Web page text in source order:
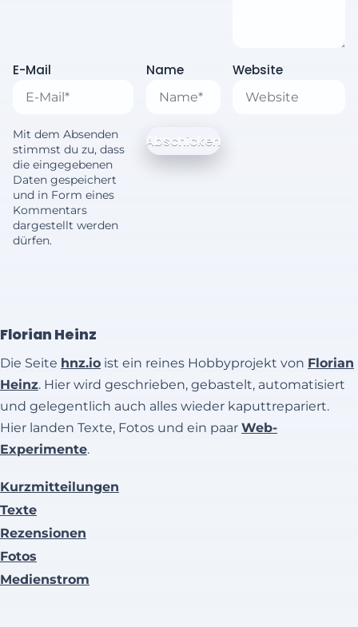
E-Mail Name Website
Mit dem Absenden
stimmst du zu, dass
die eingegebenen
Daten gespeichert
und in Form eines
Kommentars
dargestellt werden
dürfen.
Florian Heinz
Die Seite hnz.io ist ein reines Hobbyprojekt von Florian
Heinz. Hier wird geschrieben, gebastelt, automatisiert
und gelegentlich auch alles wieder kaputtrepariert.
Hier landen Texte, Fotos und ein paar Web-
Experimente.
Kurzmitteilungen
Texte
Rezensionen
Fotos
Medienstrom